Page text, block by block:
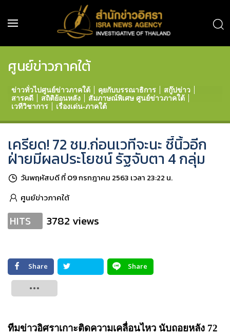
ศูนย์ข่าวภาคใต้
ข่าวทั่วไปศูนย์ข่าวภาคใต้ คุยกับบรรณาธิการ
สกู๊ปข่าว
สารคดี
สถิติย้อนหลัง
สัมภาษณ์พิเศษ ศูนย์ข่าวภาคใต้
เวทีวิชาการ
เรื่องเด่น-ภาคใต้
เครียด! 72 ชม.ก่อนเวทีจะนะ ชี้นิ้วอีก
ฝ่ายมีผลประโยชน์ รัฐจับตา 4 กลุ่ม
วันพฤหัสบดี ที่ 09 กรกฎาคม 2563 เวลา 23:22 น.
ศูนย์ข่าวภาคใต้
HITS 3782 views
Share
Share
ทีมข่าวอิศราเกาะติดความเคลื่อนไหว นับถอยหลัง 72